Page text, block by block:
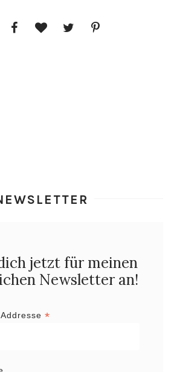
jetzt für meinen
Newsletter an!
*